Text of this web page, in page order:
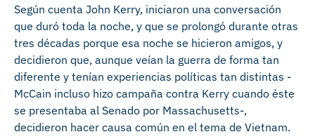
Según cuenta John Kerry, iniciaron una conversación
que duró toda la noche, y que se prolongó durante otras
tres décadas porque esa noche se hicieron amigos, y
decidieron que, aunque veían la guerra de forma tan
diferente y tenían experiencias políticas tan distintas -
McCain incluso hizo campaña contra Kerry cuando éste
se presentaba al Senado por Massachusetts-,
decidieron hacer causa común en el tema de Vietnam.